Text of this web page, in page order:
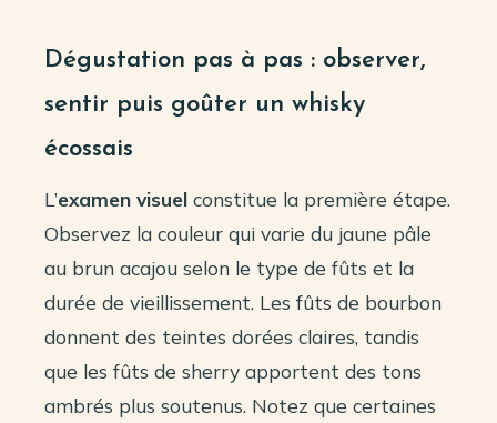
Dégustation pas à pas : observer,
sentir puis goûter un whisky
écossais
L’examen visuel constitue la première étape.
Observez la couleur qui varie du jaune pâle
au brun acajou selon le type de fûts et la
durée de vieillissement. Les fûts de bourbon
donnent des teintes dorées claires, tandis
que les fûts de sherry apportent des tons
ambrés plus soutenus. Notez que certaines